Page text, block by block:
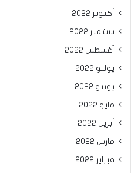
أكتوبر 2022
سبتمبر 2022
أغسطس 2022
يوليو 2022
يونيو 2022
مايو 2022
أبريل 2022
مارس 2022
فبراير 2022